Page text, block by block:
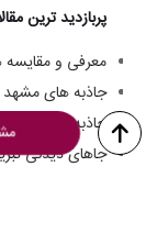
پربازدید ترین
معرفی و مقایسه
جاذبه های مشهد
جاذبه های کیش
جاهای دیدنی